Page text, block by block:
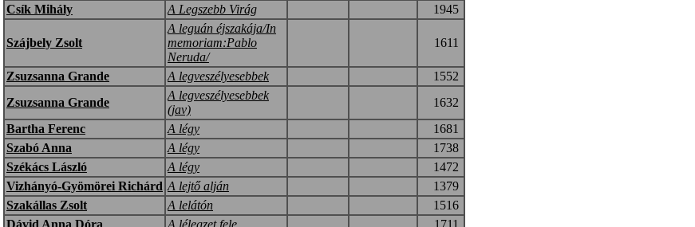
Csík Mihály
A Legszebb Virág 1945
Szájbely Zsolt
A leguán éjszakája/In
memoriam:Pablo
Neruda/
1611
Zsuzsanna Grande A legveszélyesebbek
1552
Zsuzsanna Grande
A legveszélyesebbek
(jav)
1632
Bartha Ferenc
A légy
1681
Szabó Anna
A légy
1738
Székács László
A légy
1472
Vizhányó-Gyömörei Richárd A lejtő alján
1379
Szakállas Zsolt
A lelátón
1516
Dávid Anna Dóra
A lélegzet fele
1711